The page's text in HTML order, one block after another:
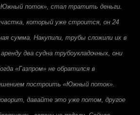
поток», стал тратить деньги.
который уже строится, он 24
сумма. Накупили, трубы сложили их в
два судна трубоукладочных, они
«Газпром» не обратился в
построить «Южный поток».
давайте это уже потом, другое